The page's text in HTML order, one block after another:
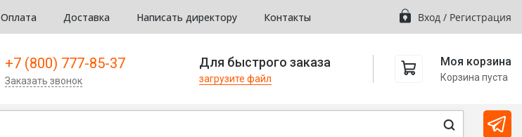
Оплата Доставка Написать директору Контакты Вход / Регистрация
+7 (800) 777-85-37
Заказать звонок
Для быстрого заказа
загрузите файл
Моя корзина
Корзина пуста